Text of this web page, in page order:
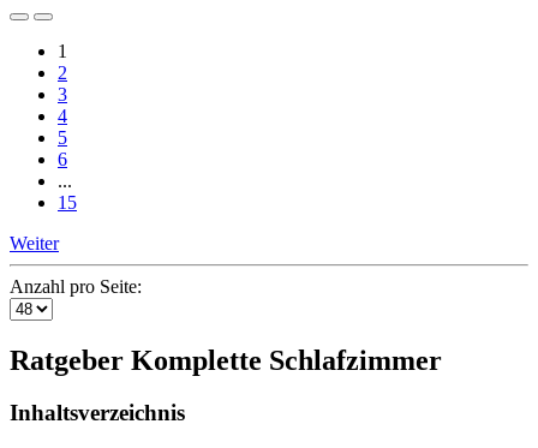
1
2
3
4
5
6
...
15
Weiter
Anzahl pro Seite:
Ratgeber Komplette Schlafzimmer
Inhaltsverzeichnis